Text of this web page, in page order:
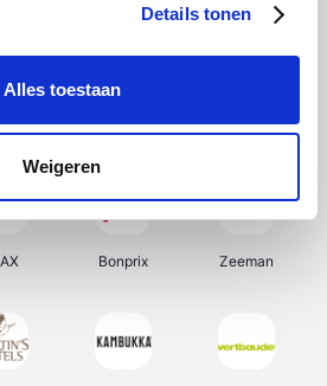
Details tonen
Alles toestaan
Weigeren
Delonghi Tennis Point
Bonprix Zeeman